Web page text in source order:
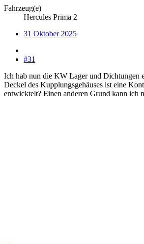
Fahrzeug(e)
Hercules Prima 2
31 Oktober 2025
#31
Ich hab nun die KW Lager und Dichtungen
Deckel des Kupplungsgehäuses ist eine
entwicktelt? Einen anderen Grund kann ich